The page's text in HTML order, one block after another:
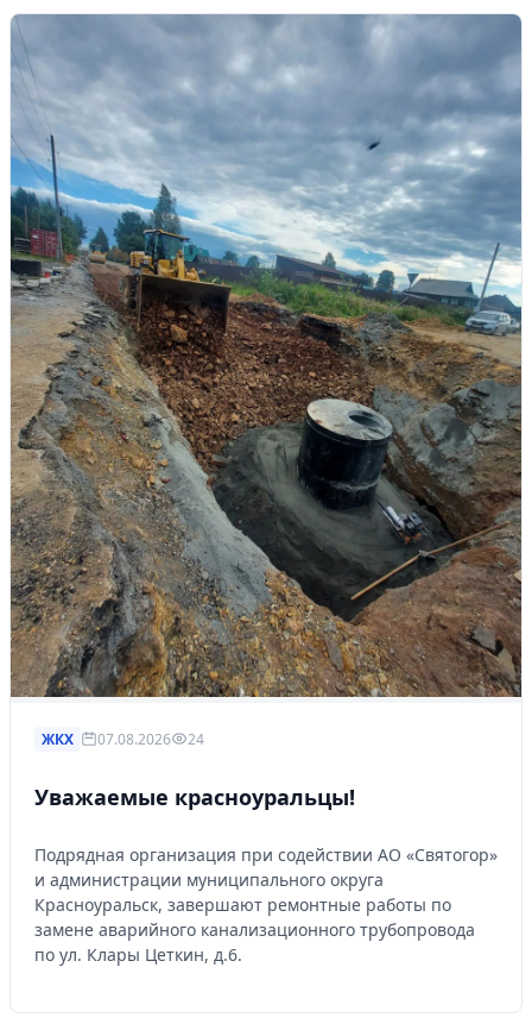
ЖКХ 07.08.2026 24
Уважаемые красноуральцы!
Подрядная организация при содействии АО «Святогор»
и администрации муниципального округа
Красноуральск, завершают ремонтные работы по
замене аварийного канализационного трубопровода
по ул. Клары Цеткин, д.6.